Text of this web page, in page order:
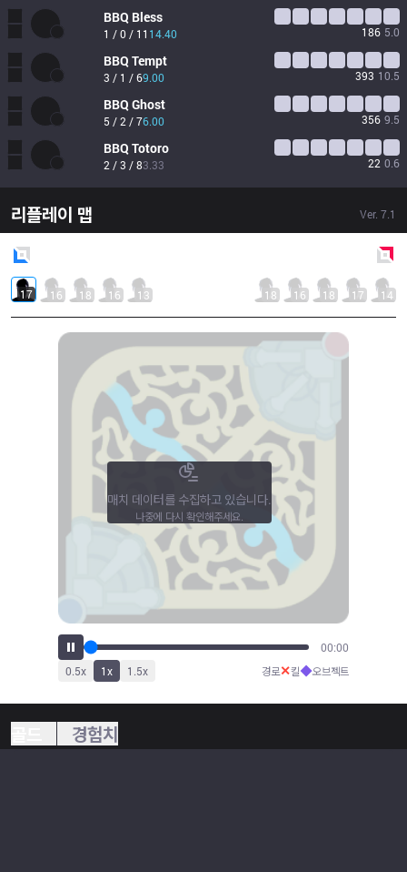
BBQ Bless
1 / 0 / 11 14.40 186 5.0
BBQ Tempt
3 / 1 / 69.00 393 10.5
BBQ Ghost
5 / 2 / 76.00 356 9.5
BBQ Totoro
2 / 3 / 83.33 22 0.6
리플레이 맵 Ver. 7.1
17 16 18 16 13 18 16 18 17 14
00:00
0.5x 1x 1.5x 경로✕킬◆오브젝트
매치 데이터를 수집하고 있습니다.
나중에 다시 확인해주세요.
경험치